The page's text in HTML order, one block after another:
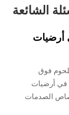
الشائعة
أرضيات
فوق
في أرضيات
الصدمات